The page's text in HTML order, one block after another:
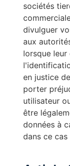
sociétés
divulguer
aux
lorsque leur
en justice
porter
utilisateur
être
données à
dans ce